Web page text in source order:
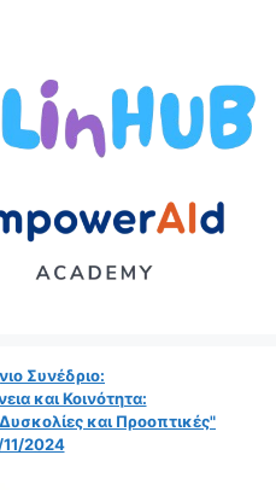
Συνέδριο:
και Κοινότητα:
και Προοπτικές"
2024